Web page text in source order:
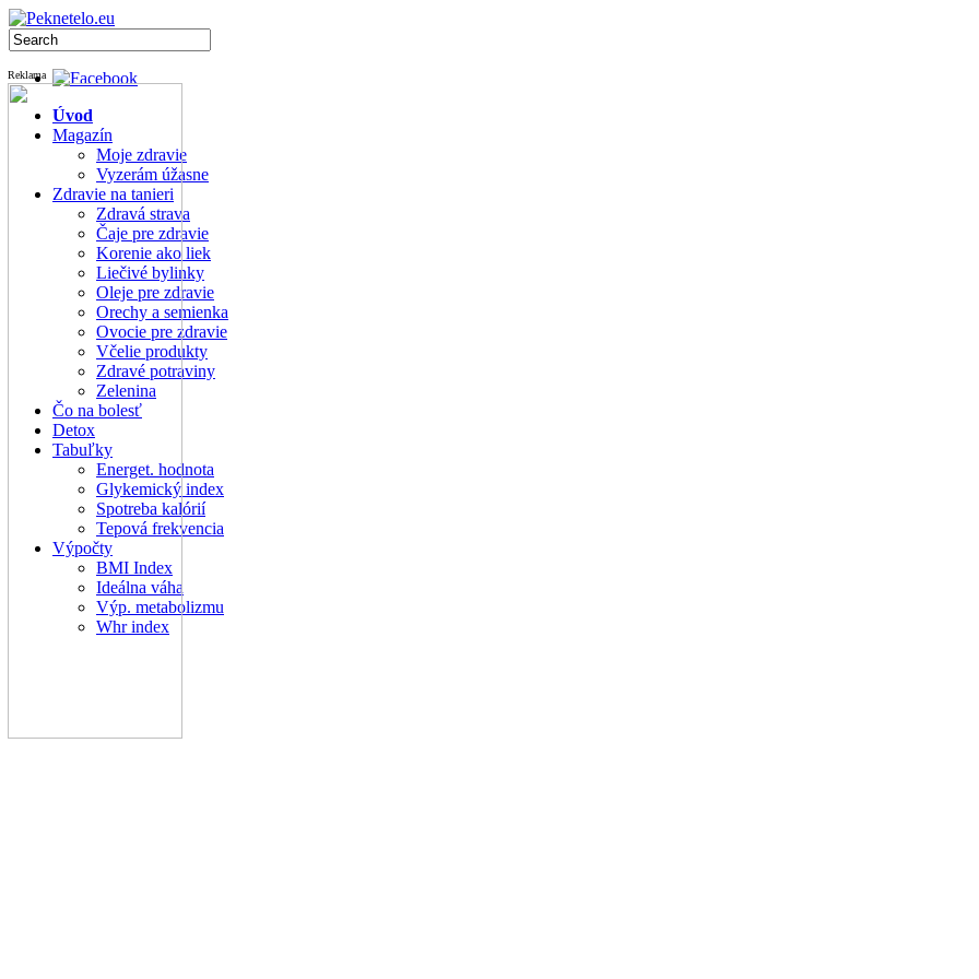
Reklama
Úvod
Magazín
Moje zdravie
Vyzerám úžasne
Zdravie na tanieri
Zdravá strava
Čaje pre zdravie
Korenie ako liek
Liečivé bylinky
Oleje pre zdravie
Orechy a semienka
Ovocie pre zdravie
Včelie produkty
Zdravé potraviny
Zelenina
Čo na bolesť
Detox
Tabuľky
Energet. hodnota
Glykemický index
Spotreba kalórií
Tepová frekvencia
Výpočty
BMI Index
Ideálna váha
Výp. metabolizmu
Whr index